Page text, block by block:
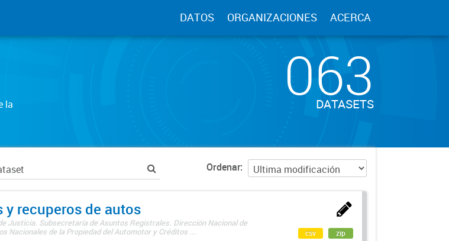
DATOS ORGANIZACIONES ACERCA
la
063
DATASETS
Ordenar
y recuperos de autos
Justicia. Subsecretaría de Asuntos Registrales. Dirección Nacional de
Nacionales de la Propiedad del Automotor y Créditos ...
csv zip